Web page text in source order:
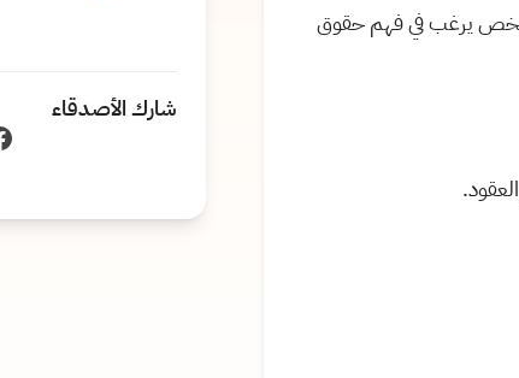
شخص يرغب في فهم حقوق
شارك الأصدقاء